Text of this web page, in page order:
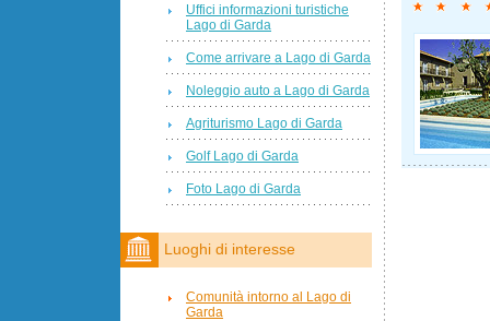
Uffici informazioni turistiche
Lago di Garda
Come arrivare a Lago di Garda
Noleggio auto a Lago di Garda
Agriturismo Lago di Garda
Golf Lago di Garda
Foto Lago di Garda
Luoghi di interesse
Comunità intorno al Lago di
Garda